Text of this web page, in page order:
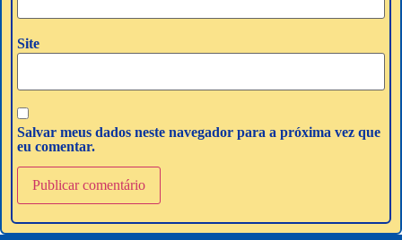
Site
Salvar meus dados neste navegador para a próxima vez que
eu comentar.